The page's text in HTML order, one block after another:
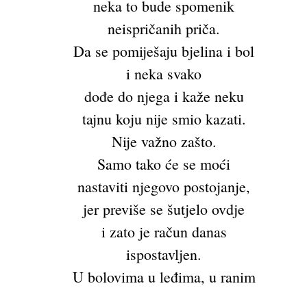
neka to bude spomenik
neispričanih priča.
Da se pomiješaju bjelina i bol
i neka svako
dođe do njega i kaže neku
tajnu koju nije smio kazati.
Nije važno zašto.
Samo tako će se moći
nastaviti njegovo postojanje,
jer previše se šutjelo ovdje
i zato je račun danas
ispostavljen.
U bolovima u leđima, u ranim